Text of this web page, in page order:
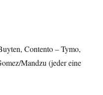
Contento – Tymo,
Mandzu (jeder eine